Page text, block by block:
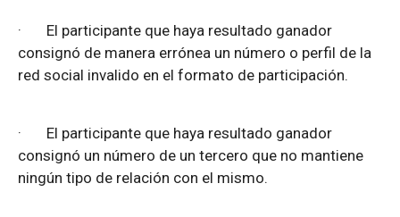
· El participante que haya resultado ganador
consignó de manera errónea un número o perfil de la
red social invalido en el formato de participación.
· El participante que haya resultado ganador
consignó un número de un tercero que no mantiene
ningún tipo de relación con el mismo.